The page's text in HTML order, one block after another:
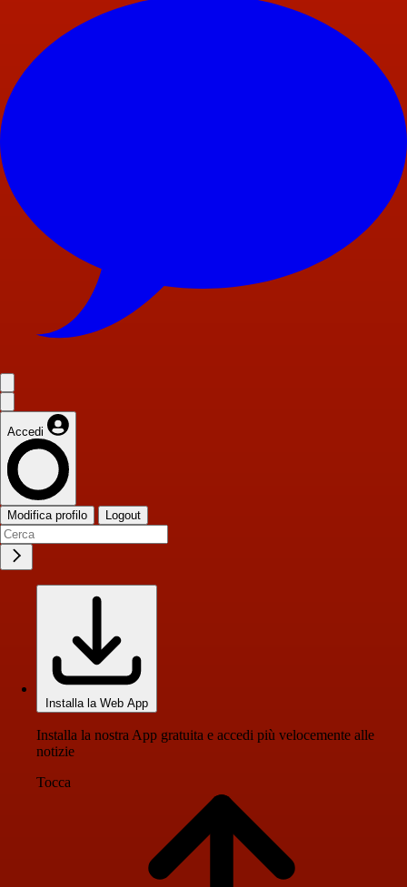
Accedi
Modifica profilo Logout
Installa la Web App
Installa la nostra App gratuita e accedi più velocemente alle
notizie
Tocca